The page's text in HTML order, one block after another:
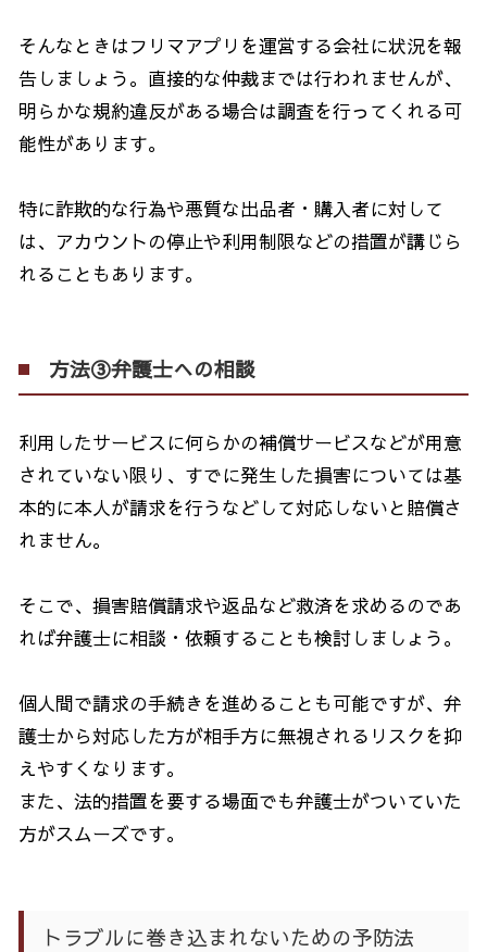
そんなときはフリマアプリを運営する会社に状況を報
告しましょう。直接的な仲裁までは行われませんが、
明らかな規約違反がある場合は調査を行ってくれる可
能性があります。
特に詐欺的な行為や悪質な出品者・購入者に対して
は、アカウントの停止や利用制限などの措置が講じら
れることもあります。
方法③弁護士への相談
利用したサービスに何らかの補償サービスなどが用意
されていない限り、すでに発生した損害については基
本的に本人が請求を行うなどして対応しないと賠償さ
れません。
そこで、損害賠償請求や返品など救済を求めるのであ
れば弁護士に相談・依頼することも検討しましょう。
個人間で請求の手続きを進めることも可能ですが、弁
護士から対応した方が相手方に無視されるリスクを抑
えやすくなります。
また、法的措置を要する場面でも弁護士がついていた
方がスムーズです。
トラブルに巻き込まれないための予防法